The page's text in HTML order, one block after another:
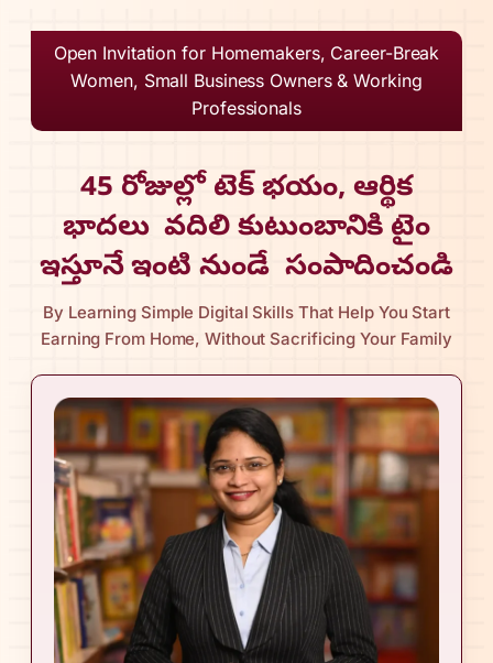
Open Invitation for Homemakers, Career-Break
Women, Small Business Owners & Working
Professionals
45 రోజుల్లో టెక్ భయం, ఆర్థిక
భాదలు వదిలి కుటుంబానికి టైం
ఇస్తూనే ఇంటి నుండే సంపాదించండి
By Learning Simple Digital Skills That Help You Start
Earning From Home, Without Sacrificing Your Family